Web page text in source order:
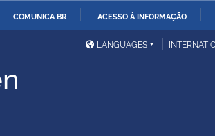
COMUNICA BR ACESSO À INFORMAÇÃO
Ministério das Relações
ExterioresLANGUAGES